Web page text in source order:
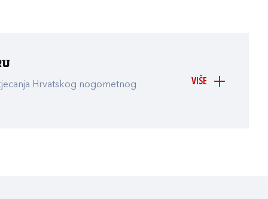
VIŠE
Hrvatskog nogometnog